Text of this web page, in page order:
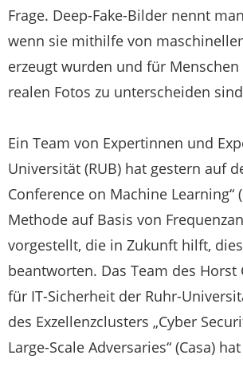
Frage. Deep-Fake-Bilder nennt
wenn sie mithilfe von
erzeugt wurden und für
realen Fotos zu unterscheiden
Ein Team von Expertinnen und
Universität (RUB) hat gestern auf
Conference on Machine Learning“
Methode auf Basis von
vorgestellt, die in Zukunft hilft,
beantworten. Das Team des Horst
für IT-Sicherheit der Ruhr-
des Exzellenzclusters „Cyber
Large-Scale Adversaries“ (Casa)